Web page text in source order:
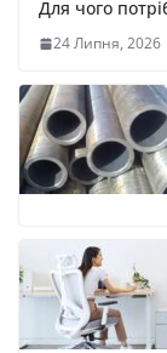
Для чого
24 Липня, 2026